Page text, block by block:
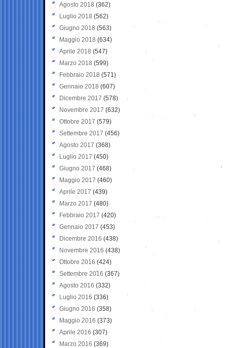
Agosto 2018 (362)
Luglio 2018 (562)
Giugno 2018 (563)
Maggio 2018 (634)
Aprile 2018 (547)
Marzo 2018 (599)
Febbraio 2018 (571)
Gennaio 2018 (607)
Dicembre 2017 (578)
Novembre 2017 (632)
Ottobre 2017 (579)
Settembre 2017 (456)
Agosto 2017 (368)
Luglio 2017 (450)
Giugno 2017 (468)
Maggio 2017 (460)
Aprile 2017 (439)
Marzo 2017 (480)
Febbraio 2017 (420)
Gennaio 2017 (453)
Dicembre 2016 (438)
Novembre 2016 (438)
Ottobre 2016 (424)
Settembre 2016 (367)
Agosto 2016 (332)
Luglio 2016 (336)
Giugno 2016 (358)
Maggio 2016 (373)
Aprile 2016 (307)
Marzo 2016 (369)